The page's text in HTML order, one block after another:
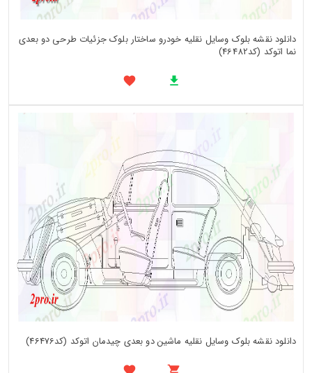
دانلود نقشه بلوک وسایل نقلیه خودرو ساختار بلوک جزئیات طرحی دو بعدی
نما اتوکد (کد46482)
دانلود نقشه بلوک وسایل نقلیه ماشین دو بعدی چیدمان اتوکد (کد46476)